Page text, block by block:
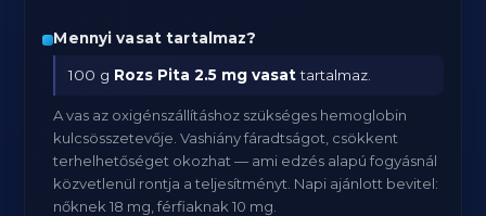
Mennyi vasat tartalmaz?
100 g Rozs Pita 2.5 mg vasattartalmaz.
A vas az oxigénszállításhoz szükséges hemoglobin
kulcsösszetevője. Vashiány fáradtságot, csökkent
terhelhetőséget okozhat — ami edzés alapú fogyásnál
közvetlenül rontja a teljesítményt. Napi ajánlott bevitel:
nőknek 18 mg, férfiaknak 10 mg.